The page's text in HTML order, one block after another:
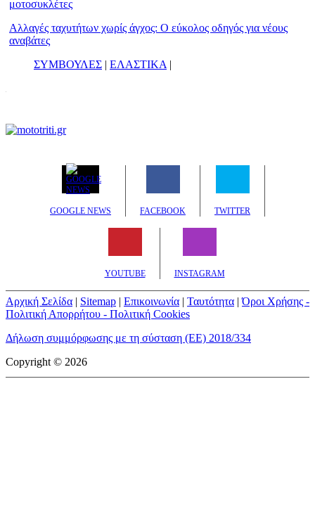
μοτοσυκλέτες
Αλλαγές ταχυτήτων χωρίς άγχος: Ο εύκολος οδηγός για νέους
αναβάτες
ΣΥΜΒΟΥΛΕΣ | ΕΛΑΣΤΙΚΑ |
GOOGLE NEWS FACEBOOK TWITTER
YOUTUBE INSTAGRAM
Αρχική Σελίδα | Sitemap | Επικοινωνία | Ταυτότητα |Όροι Χρήσης -
Πολιτική Απορρήτου - Πολιτική Cookies
Δήλωση συμμόρφωσης με τη σύσταση (ΕΕ) 2018/334
Copyright © 2026